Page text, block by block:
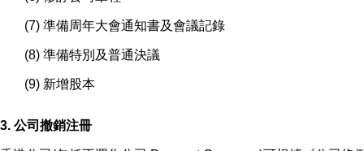
(7) 準備周年大會通知書及會議記錄
(8) 準備特別及普通決議
(9) 新增股本
3. 公司撤銷注冊